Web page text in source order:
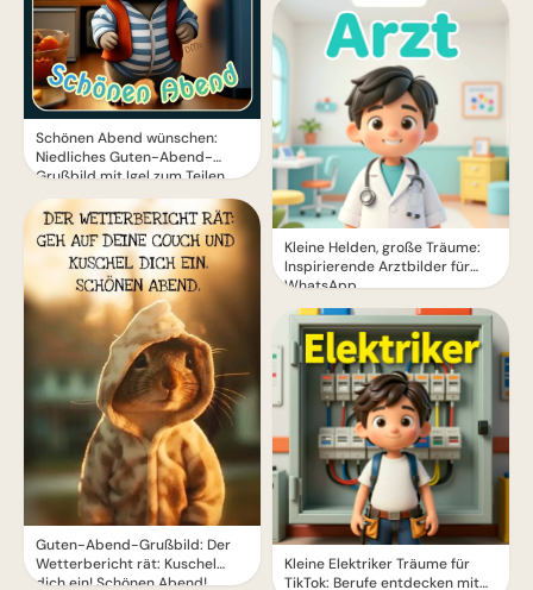
Schönen Abend wünschen:
Niedliches Guten-Abend-
Grußbild mit Igel zum Teilen
Guten-Abend-Grußbild: Der
Wetterbericht rät: Kuschel
dich ein! Schönen Abend!
Kleine Helden, große Träume:
Inspirierende Arztbilder für
WhatsApp.
Kleine Elektriker Träume für
TikTok: Berufe entdecken mit